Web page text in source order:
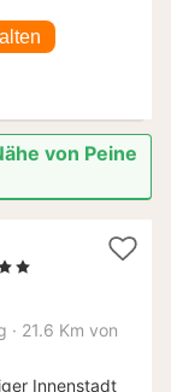
von Peine
· 21.6 Km von
Innenstadt